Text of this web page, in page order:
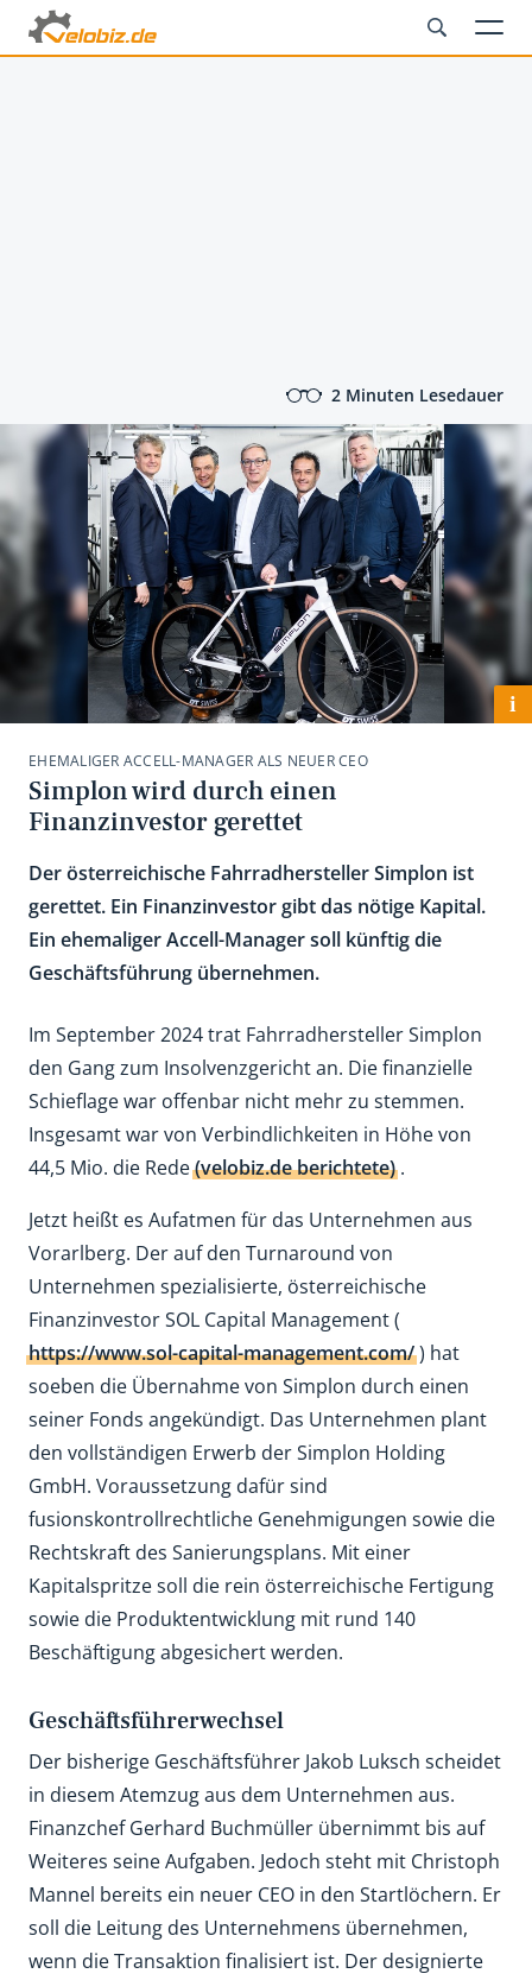
2 Minuten Lesedauer
i
EHEMALIGER ACCELL-MANAGER ALS NEUER CEO
Simplon wird durch einen
Finanzinvestor gerettet
Der österreichische Fahrradhersteller Simplon ist
gerettet. Ein Finanzinvestor gibt das nötige Kapital.
Ein ehemaliger Accell-Manager soll künftig die
Geschäftsführung übernehmen.
Im September 2024 trat Fahrradhersteller Simplon
den Gang zum Insolvenzgericht an. Die finanzielle
Schieflage war offenbar nicht mehr zu stemmen.
Insgesamt war von Verbindlichkeiten in Höhe von
44,5 Mio. die Rede(velobiz.de berichtete).
Jetzt heißt es Aufatmen für das Unternehmen aus
Vorarlberg. Der auf den Turnaround von
Unternehmen spezialisierte, österreichische
Finanzinvestor SOL Capital Management (
https://www.sol-capital-management.com/) hat
soeben die Übernahme von Simplon durch einen
seiner Fonds angekündigt. Das Unternehmen plant
den vollständigen Erwerb der Simplon Holding
GmbH. Voraussetzung dafür sind
fusionskontrollrechtliche Genehmigungen sowie die
Rechtskraft des Sanierungsplans. Mit einer
Kapitalspritze soll die rein österreichische Fertigung
sowie die Produktentwicklung mit rund 140
Beschäftigung abgesichert werden.
Geschäftsführerwechsel
Der bisherige Geschäftsführer Jakob Luksch scheidet
in diesem Atemzug aus dem Unternehmen aus.
Finanzchef Gerhard Buchmüller übernimmt bis auf
Weiteres seine Aufgaben. Jedoch steht mit Christoph
Mannel bereits ein neuer CEO in den Startlöchern. Er
soll die Leitung des Unternehmens übernehmen,
wenn die Transaktion finalisiert ist. Der designierte